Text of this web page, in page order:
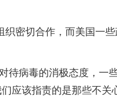
密切合作，而美国一
病毒的消极态度，一
应该指责的是那些不关